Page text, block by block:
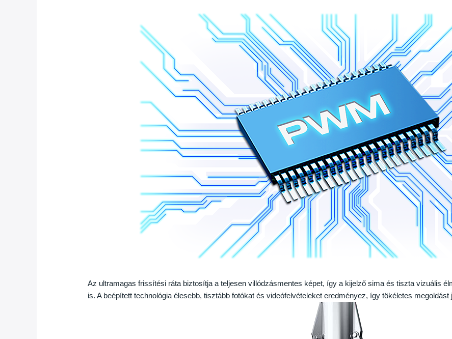
Az ultramagas frissítési ráta biztosítja a teljesen villódzásmentes képet, így a kijelző sima és tiszta vizuális
is. A beépített technológia élesebb, tisztább fotókat és videófelvételeket eredményez, így tökéletes